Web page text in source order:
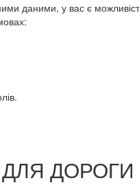
даними, у вас є
ДОРОГИ